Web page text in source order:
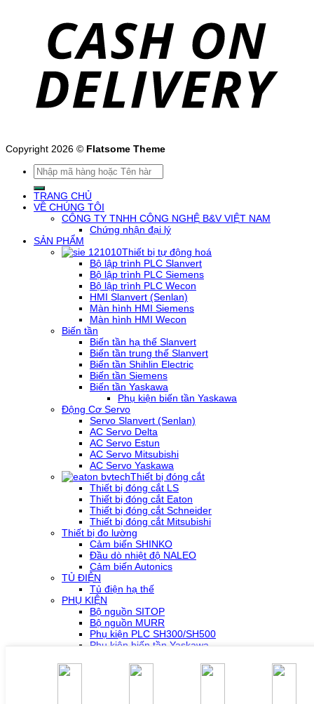
Copyright 2026 © Flatsome Theme
Tìm
kiếm:
TRANG CHỦ
VỀ CHÚNG TÔI
CÔNG TY TNHH CÔNG NGHỆ B&V VIỆT NAM
Chứng nhận đại lý
SẢN PHẨM
Thiết bị tự động hoá
Bộ lập trình PLC Slanvert
Bộ lập trình PLC Siemens
Bộ lập trình PLC Wecon
HMI Slanvert (Senlan)
Màn hình HMI Siemens
Màn hình HMI Wecon
Biến tần
Biến tần hạ thế Slanvert
Biến tần trung thế Slanvert
Biến tần Shihlin Electric
Biến tần Siemens
Biến tần Yaskawa
Phụ kiện biến tần Yaskawa
Động Cơ Servo
Servo Slanvert (Senlan)
AC Servo Delta
AC Servo Estun
AC Servo Mitsubishi
AC Servo Yaskawa
Thiết bị đóng cắt
Thiết bị đóng cắt LS
Thiết bị đóng cắt Eaton
Thiết bị đóng cắt Schneider
Thiết bị đóng cắt Mitsubishi
Thiết bị đo lường
Cảm biến SHINKO
Đầu dò nhiệt độ NALEO
Cảm biến Autonics
TỦ ĐIỆN
Tủ điện hạ thế
PHỤ KIỆN
Bộ nguồn SITOP
Bộ nguồn MURR
Phụ kiện PLC SH300/SH500
Phụ kiện biến tần Yaskawa
Phụ kiện Servo Sigma 7
HỖ TRỢ KỸ THUẬT